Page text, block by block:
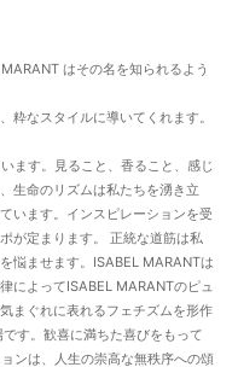
はその名を知られるよう
粋なスタイルに導いてくれます。
ます。見ること、香ること、感じ
生命のリズムは私たちを湧き立
います。インスピレーションを受
が定まります。 正統な道筋は私
悩ませます。ISABEL MARANTは
によってISABEL MARANTのピュ
まぐれに表れるフェチズムを形作
す。歓喜に満ちた喜びをもって
ンは、人生の崇高な無秩序への頌